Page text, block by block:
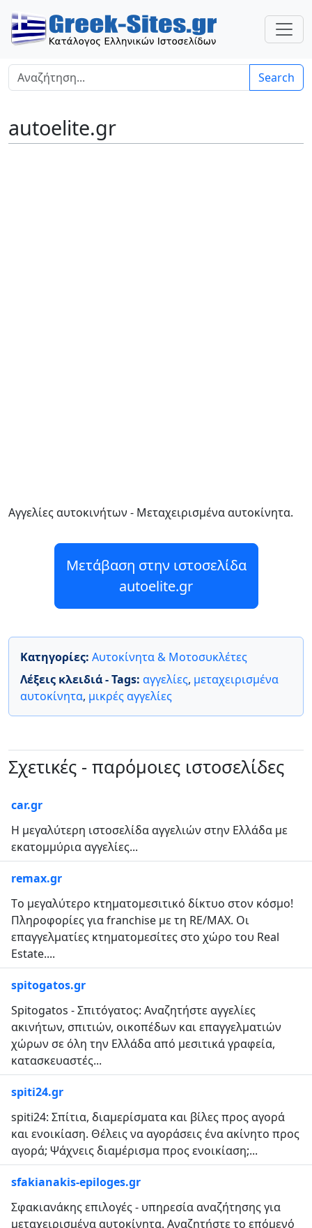
Search
autoelite.gr
Αγγελίες αυτοκινήτων - Μεταχειρισμένα αυτοκίνητα.
Μετάβαση στην ιστοσελίδα
autoelite.gr
Κατηγορίες: Αυτοκίνητα & Μοτοσυκλέτες
Λέξεις κλειδιά - Tags: αγγελίες, μεταχειρισμένα
αυτοκίνητα, μικρές αγγελίες
Σχετικές - παρόμοιες ιστοσελίδες
car.gr
Η μεγαλύτερη ιστοσελίδα αγγελιών στην Ελλάδα με
εκατομμύρια αγγελίες...
remax.gr
Tο μεγαλύτερο κτηματομεσιτικό δίκτυο στον κόσμο!
Πληροφορίες για franchise με τη RE/MAX. Οι
επαγγελματίες κτηματομεσίτες στο χώρο του Real
Estate....
spitogatos.gr
Spitogatos - Σπιτόγατος: Αναζητήστε αγγελίες
ακινήτων, σπιτιών, οικοπέδων και επαγγελματιών
χώρων σε όλη την Ελλάδα από μεσιτικά γραφεία,
κατασκευαστές...
spiti24.gr
spiti24: Σπίτια, διαμερίσματα και βίλες προς αγορά
και ενοικίαση. Θέλεις να αγοράσεις ένα ακίνητο προς
αγορά; Ψάχνεις διαμέρισμα προς ενοικίαση;...
sfakianakis-epiloges.gr
Σφακιανάκης επιλογές - υπηρεσία αναζήτησης για
μεταχειρισμένα αυτοκίνητα. Αναζητήστε το επόμενό